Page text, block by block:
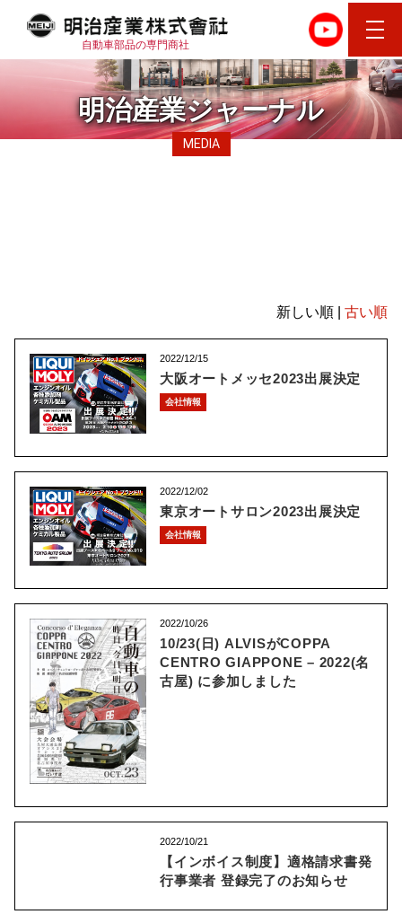
自動車部品の専門商社
明治産業ジャーナル
MEDIA
新しい順 | 古い順
2022/12/15
大阪オートメッセ2023出展決定
会社情報
2022/12/02
東京オートサロン2023出展決定
会社情報
2022/10/26
10/23(日) ALVISがCOPPA
CENTRO GIAPPONE – 2022(名
古屋) に参加しました
2022/10/21
【インボイス制度】適格請求書発
行事業者 登録完了のお知らせ